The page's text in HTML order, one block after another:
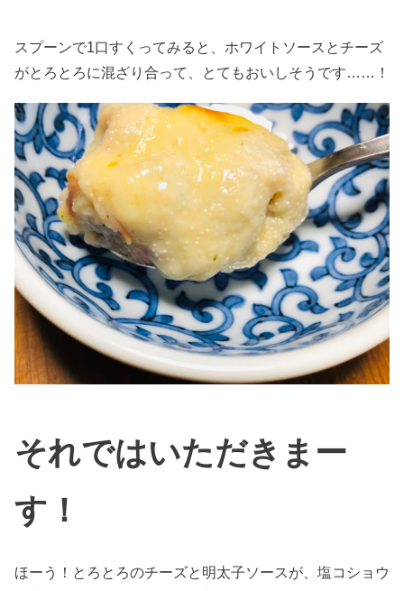
スプーンで1口すくってみると、ホワイトソースとチーズ
がとろとろに混ざり合って、とてもおいしそうです……！
それではいただきまー
す！
ほーう！とろとろのチーズと明太子ソースが、塩コショウ